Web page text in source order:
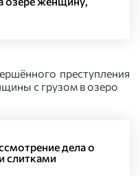
преступления
с грузом в озеро
дела о
слитками